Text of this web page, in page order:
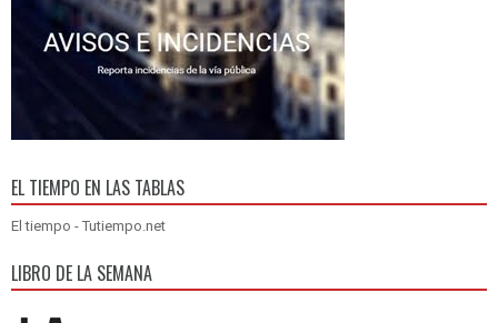
EL TIEMPO EN LAS TABLAS
El tiempo - Tutiempo.net
LIBRO DE LA SEMANA